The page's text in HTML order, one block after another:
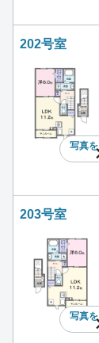
202号室
写真を
203号室
写真を